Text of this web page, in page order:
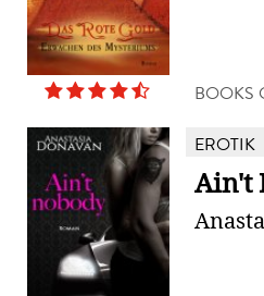
BOOKS
EROTIK
Ain't